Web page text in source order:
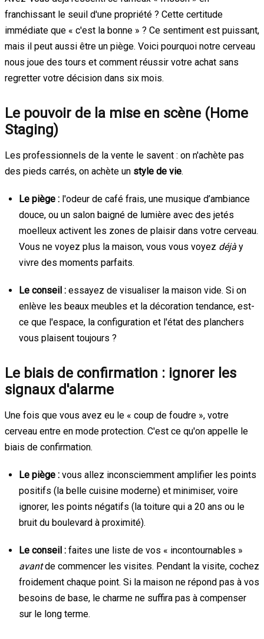
franchissant le seuil d'une propriété ? Cette certitude
immédiate que « c'est la bonne » ? Ce sentiment est puissant,
mais il peut aussi être un piège. Voici pourquoi notre cerveau
nous joue des tours et comment réussir votre achat sans
regretter votre décision dans six mois.
Le pouvoir de la mise en scène (Home
Staging)
Les professionnels de la vente le savent : on n'achète pas
des pieds carrés, on achète un style de vie.
Le piège : l'odeur de café frais, une musique d’ambiance
douce, ou un salon baigné de lumière avec des jetés
moelleux activent les zones de plaisir dans votre cerveau.
Vous ne voyez plus la maison, vous vous voyez déjà y
vivre des moments parfaits.
Le conseil : essayez de visualiser la maison vide. Si on
enlève les beaux meubles et la décoration tendance, est-
ce que l'espace, la configuration et l'état des planchers
vous plaisent toujours ?
Le biais de confirmation : ignorer les
signaux d'alarme
Une fois que vous avez eu le « coup de foudre », votre
cerveau entre en mode protection. C'est ce qu'on appelle le
biais de confirmation.
Le piège : vous allez inconsciemment amplifier les points
positifs (la belle cuisine moderne) et minimiser, voire
ignorer, les points négatifs (la toiture qui a 20 ans ou le
bruit du boulevard à proximité).
Le conseil : faites une liste de vos « incontournables »
avantde commencer les visites. Pendant la visite, cochez
froidement chaque point. Si la maison ne répond pas à vos
besoins de base, le charme ne suffira pas à compenser
sur le long terme.